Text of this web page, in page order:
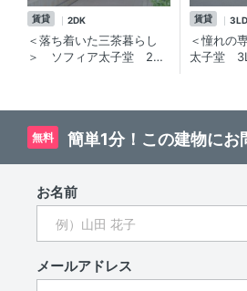
賃貸 2DK
＜落ち着いた三茶暮らし
＞ ソフィア太子堂 2DK
賃貸
＜憧れの
太子堂
無料 簡単1分！この建物にお
お名前
メールアドレス